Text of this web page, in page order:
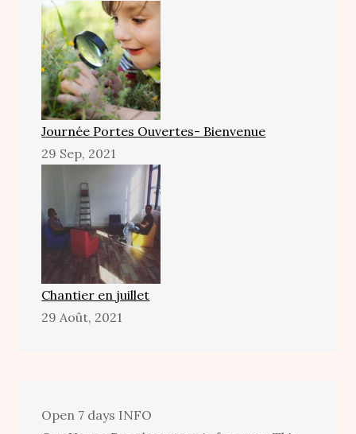
Journée Portes Ouvertes- Bienvenue
29 Sep, 2021
Chantier en juillet
29 Août, 2021
Open 7 days INFO